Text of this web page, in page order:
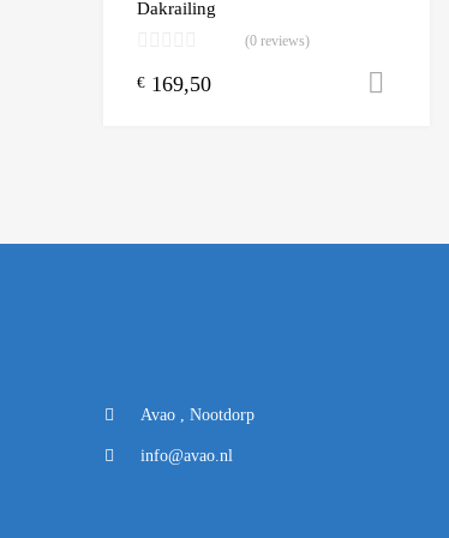
Dakrailing
(0 reviews)
€ 169,50
Avao , Nootdorp
info@avao.nl